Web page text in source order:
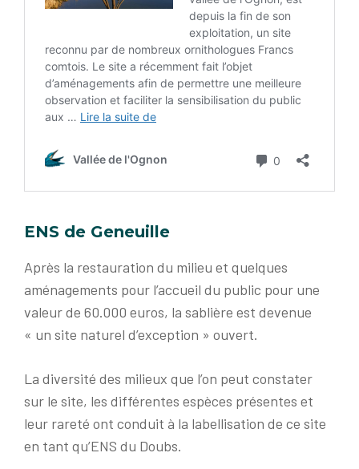
ENS de Geneuille
Après la restauration du milieu et quelques
aménagements pour l’accueil du public pour une
valeur de 60.000 euros, la sablière est devenue
« un site naturel d’exception » ouvert.
La diversité des milieux que l’on peut constater
sur le site, les différentes espèces présentes et
leur rareté ont conduit à la labellisation de ce site
en tant qu’ENS du Doubs.